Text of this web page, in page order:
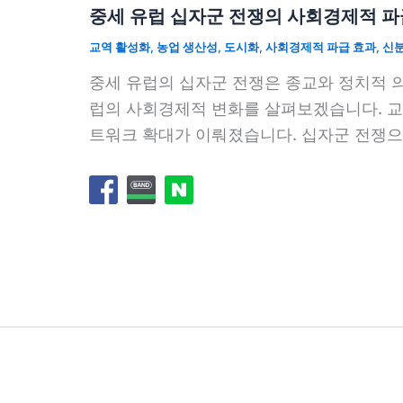
중세 유럽 십자군 전쟁의 사회경제적
교역 활성화, 농업 생산성, 도시화, 사회경제적 파급 효과, 신
중세 유럽의 십자군 전쟁은 종교와 정치적
럽의 사회경제적 변화를 살펴보겠습니다.
트워크 확대가 이뤄졌습니다. 십자군 전쟁